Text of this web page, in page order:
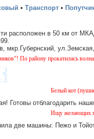
• Транспорт •
расположен в 50 км от
прокатилась волна
Белый кот
Готовы отблагодарить
Ищу желающих
две машины: Пежо и